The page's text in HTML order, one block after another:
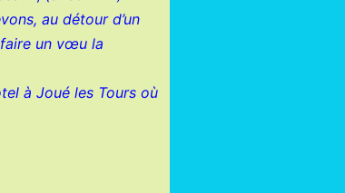
au détour d’un
faire un vœu la
à Joué les Tours où